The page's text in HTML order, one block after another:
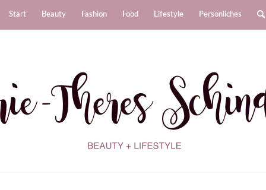
Start Beauty Fashion Food Lifestyle Persönliches